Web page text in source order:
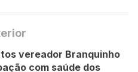
vereador Branquinho
com saúde dos